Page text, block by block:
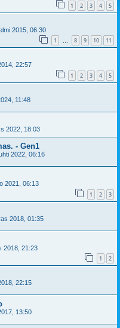
1 2 3 4 5
2015, 06:30
1 8 9 10 11
22:57
1 2 3 4 5
11:48
2022, 18:03
- Gen1
2022, 06:16
2021, 06:13
1 2 3
2018, 01:35
2018, 21:23
1 2
22:15
13:50